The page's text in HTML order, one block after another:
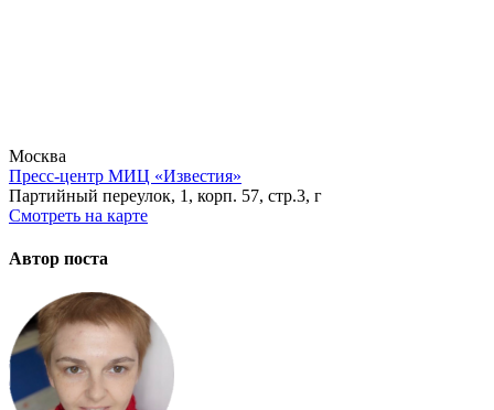
Москва
Пресс-центр МИЦ «Известия»
Партийный переулок, 1, корп. 57, стр.3, г
Смотреть на карте
Автор поста